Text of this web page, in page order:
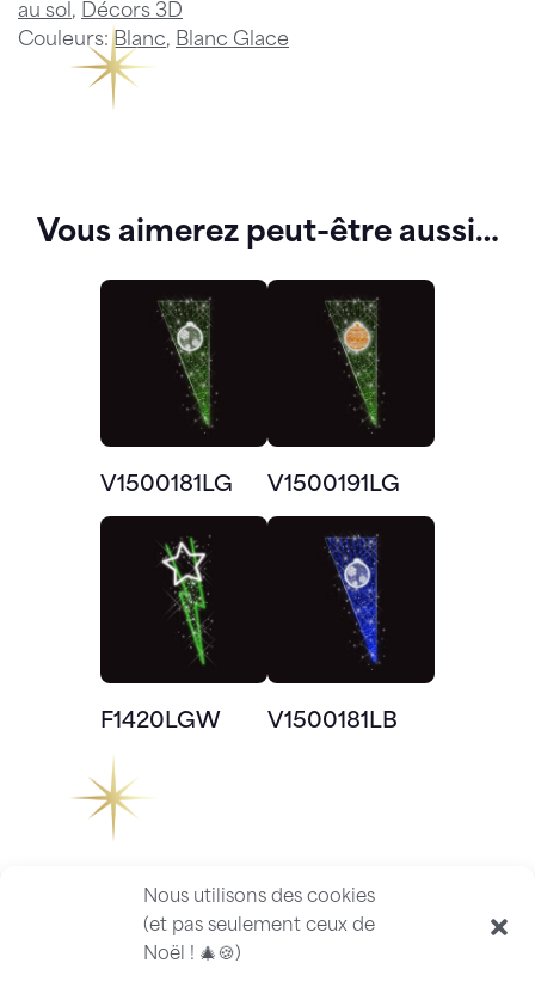
Nous utilisons des cookies
(et pas seulement ceux de
Noël ! 🎄🍪)
au sol , Décors 3D
Couleurs:Blanc, Blanc Glace
Vous aimerez peut-être aussi…
V1500181LG V1500191LG
F1420LGW V1500181LB